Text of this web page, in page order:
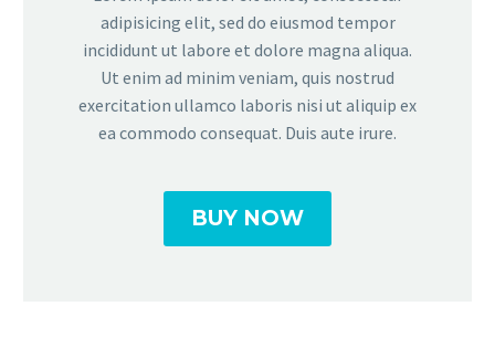
adipisicing elit, sed do eiusmod tempor
incididunt ut labore et dolore magna aliqua.
Ut enim ad minim veniam, quis nostrud
exercitation ullamco laboris nisi ut aliquip ex
ea commodo consequat. Duis aute irure.
BUY NOW